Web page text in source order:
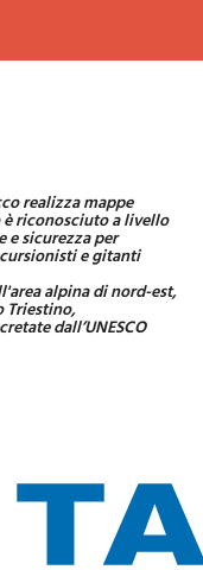
realizza mappe
riconosciuto a livello
sicurezza per
e gitanti
alpina di nord-est,
Triestino,
dall’UNESCO